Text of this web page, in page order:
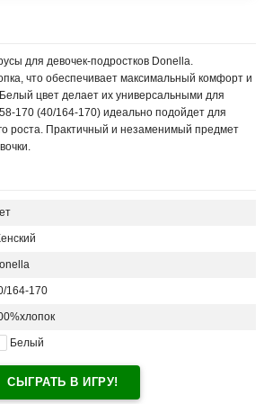
для девочек-подростков Donella.
что обеспечивает максимальный комфорт и
цвет делает их универсальными для
170 (40/164-170) идеально подойдет для
роста. Практичный и незаменимый предмет
164-170
Белый
СЫГРАТЬ В ИГРУ!